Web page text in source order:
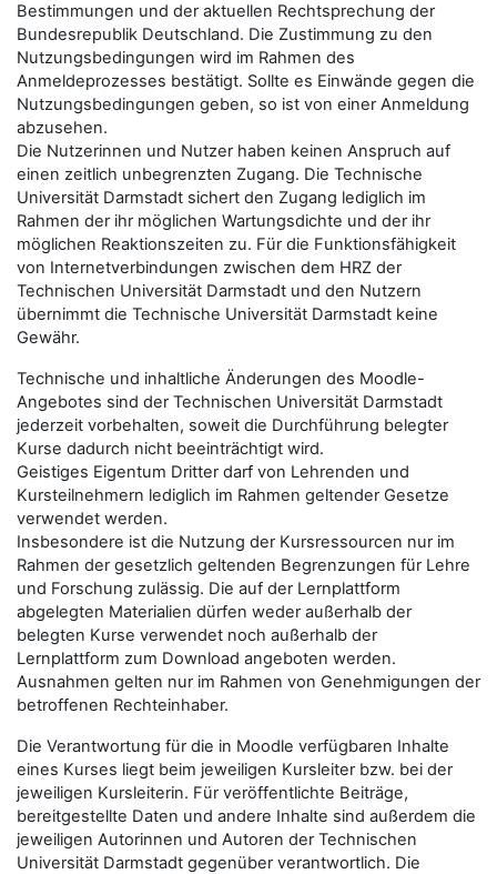
Bestimmungen und der aktuellen Rechtsprechung der
Bundesrepublik Deutschland. Die Zustimmung zu den
Nutzungsbedingungen wird im Rahmen des
Anmeldeprozesses bestätigt. Sollte es Einwände gegen die
Nutzungsbedingungen geben, so ist von einer Anmeldung
abzusehen.
Die Nutzerinnen und Nutzer haben keinen Anspruch auf
einen zeitlich unbegrenzten Zugang. Die Technische
Universität Darmstadt sichert den Zugang lediglich im
Rahmen der ihr möglichen Wartungsdichte und der ihr
möglichen Reaktionszeiten zu. Für die Funktionsfähigkeit
von Internetverbindungen zwischen dem HRZ der
Technischen Universität Darmstadt und den Nutzern
übernimmt die Technische Universität Darmstadt keine
Gewähr.
Technische und inhaltliche Änderungen des Moodle-
Angebotes sind der Technischen Universität Darmstadt
jederzeit vorbehalten, soweit die Durchführung belegter
Kurse dadurch nicht beeinträchtigt wird.
Geistiges Eigentum Dritter darf von Lehrenden und
Kursteilnehmern lediglich im Rahmen geltender Gesetze
verwendet werden.
Insbesondere ist die Nutzung der Kursressourcen nur im
Rahmen der gesetzlich geltenden Begrenzungen für Lehre
und Forschung zulässig. Die auf der Lernplattform
abgelegten Materialien dürfen weder außerhalb der
belegten Kurse verwendet noch außerhalb der
Lernplattform zum Download angeboten werden.
Ausnahmen gelten nur im Rahmen von Genehmigungen der
betroffenen Rechteinhaber.
Die Verantwortung für die in Moodle verfügbaren Inhalte
eines Kurses liegt beim jeweiligen Kursleiter bzw. bei der
jeweiligen Kursleiterin. Für veröffentlichte Beiträge,
bereitgestellte Daten und andere Inhalte sind außerdem die
jeweiligen Autorinnen und Autoren der Technischen
Universität Darmstadt gegenüber verantwortlich. Die